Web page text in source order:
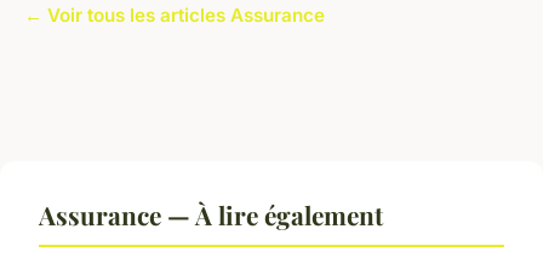
← Voir tous les articles Assurance
Assurance — À lire également